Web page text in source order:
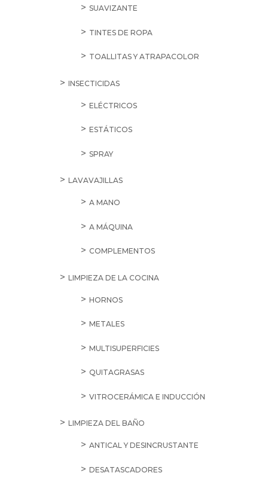
SUAVIZANTE
TINTES DE ROPA
TOALLITAS Y ATRAPACOLOR
INSECTICIDAS
ELÉCTRICOS
ESTÁTICOS
SPRAY
LAVAVAJILLAS
A MANO
A MÁQUINA
COMPLEMENTOS
LIMPIEZA DE LA COCINA
HORNOS
METALES
MULTISUPERFICIES
QUITAGRASAS
VITROCERÁMICA E INDUCCIÓN
LIMPIEZA DEL BAÑO
ANTICAL Y DESINCRUSTANTE
DESATASCADORES